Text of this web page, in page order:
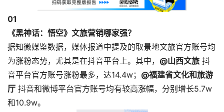
01
《黑神话：悟空》文旅营销哪家强？
据知微媒鉴数据，媒体报道中提及的取景地文旅官方账号均
为涨粉态势，尤其是在抖音平台上。其中， @山西文旅 抖
音平台官方账号涨粉最多，达14.4w； @福建省文化和旅游
厅 抖音和微博平台官方账号均有较高涨幅，分别增长5.7w
和10.9w。